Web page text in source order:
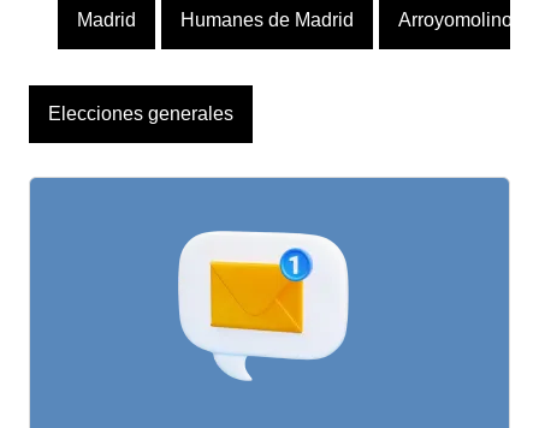
Madrid Humanes de Madrid Arroyomolinos
Elecciones generales